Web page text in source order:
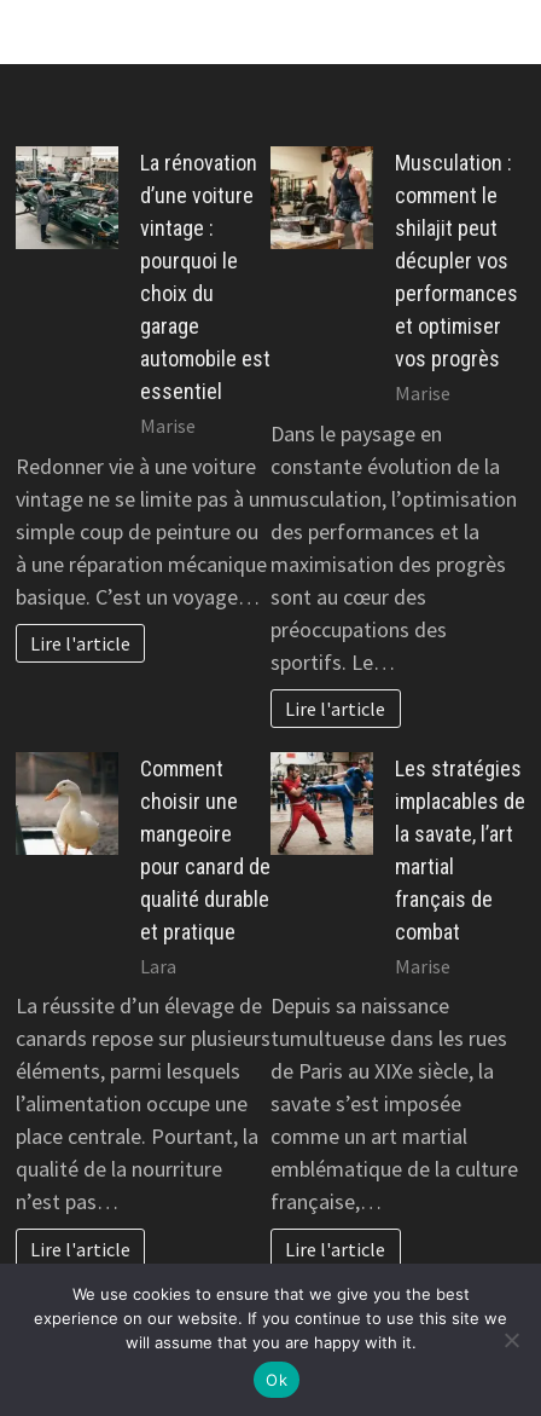
La rénovation
d’une voiture
vintage :
pourquoi le
choix du
garage
automobile est
essentiel
Marise
Redonner vie à une voiture
vintage ne se limite pas à un
simple coup de peinture ou
à une réparation mécanique
basique. C’est un voyage…
Lire l'article
Musculation :
comment le
shilajit peut
décupler vos
performances
et optimiser
vos progrès
Marise
Dans le paysage en
constante évolution de la
musculation, l’optimisation
des performances et la
maximisation des progrès
sont au cœur des
préoccupations des
sportifs. Le…
Lire l'article
Comment
choisir une
mangeoire
pour canard de
qualité durable
et pratique
Lara
La réussite d’un élevage de
canards repose sur plusieurs
éléments, parmi lesquels
l’alimentation occupe une
place centrale. Pourtant, la
qualité de la nourriture
n’est pas…
Lire l'article
Les stratégies
implacables de
la savate, l’art
martial
français de
combat
Marise
Depuis sa naissance
tumultueuse dans les rues
de Paris au XIXe siècle, la
savate s’est imposée
comme un art martial
emblématique de la culture
française,…
Lire l'article
We use cookies to ensure that we give you the best
experience on our website. If you continue to use this site we
will assume that you are happy with it.
Ok